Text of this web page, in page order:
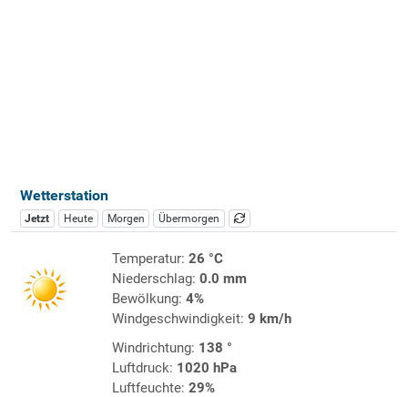
Wetterstation
Jetzt Heute Morgen Übermorgen
Temperatur: 26 °C
Niederschlag: 0.0 mm
Bewölkung: 4%
Windgeschwindigkeit: 9 km/h
Windrichtung: 138 °
Luftdruck: 1020 hPa
Luftfeuchte: 29%